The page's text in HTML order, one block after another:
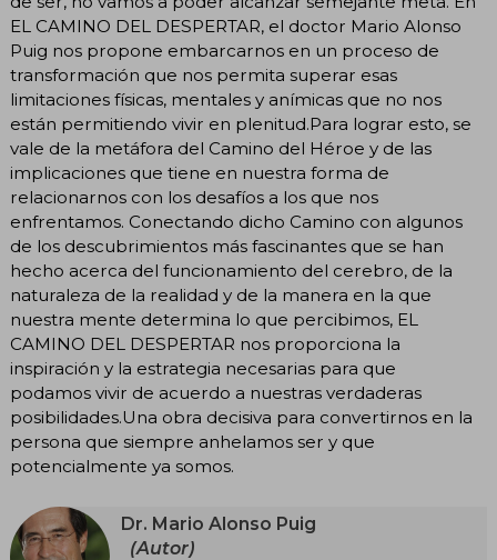
EL CAMINO DEL DESPERTAR, el doctor Mario Alonso
Puig nos propone embarcarnos en un proceso de
transformación que nos permita superar esas
limitaciones físicas, mentales y anímicas que no nos
están permitiendo vivir en plenitud.Para lograr esto, se
vale de la metáfora del Camino del Héroe y de las
implicaciones que tiene en nuestra forma de
relacionarnos con los desafíos a los que nos
enfrentamos. Conectando dicho Camino con algunos
de los descubrimientos más fascinantes que se han
hecho acerca del funcionamiento del cerebro, de la
naturaleza de la realidad y de la manera en la que
nuestra mente determina lo que percibimos, EL
CAMINO DEL DESPERTAR nos proporciona la
inspiración y la estrategia necesarias para que
podamos vivir de acuerdo a nuestras verdaderas
posibilidades.Una obra decisiva para convertirnos en la
persona que siempre anhelamos ser y que
potencialmente ya somos.
Dr. Mario Alonso Puig
(Autor)